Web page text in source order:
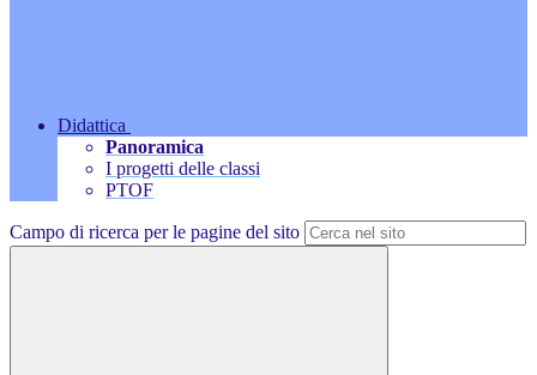
Didattica
Panoramica
I progetti delle classi
PTOF
Campo di ricerca per le pagine del sito